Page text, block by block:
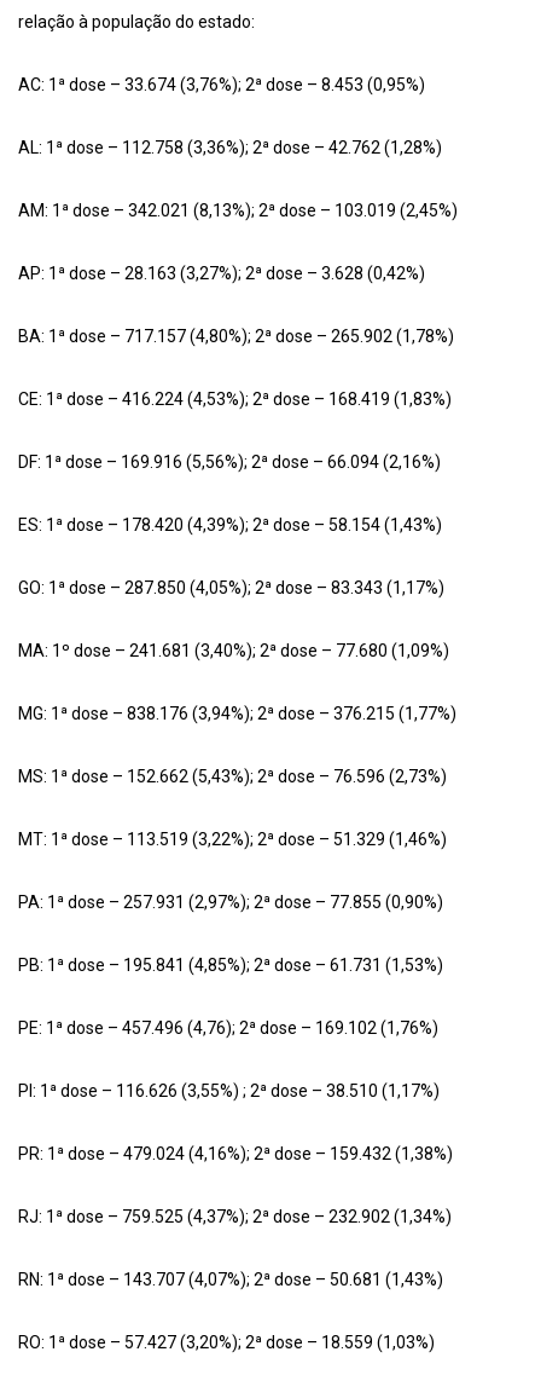
relação à população do estado:
AC: 1ª dose – 33.674 (3,76%); 2ª dose – 8.453 (0,95%)
AL: 1ª dose – 112.758 (3,36%); 2ª dose – 42.762 (1,28%)
AM: 1ª dose – 342.021 (8,13%); 2ª dose – 103.019 (2,45%)
AP: 1ª dose – 28.163 (3,27%); 2ª dose – 3.628 (0,42%)
BA: 1ª dose – 717.157 (4,80%); 2ª dose – 265.902 (1,78%)
CE: 1ª dose – 416.224 (4,53%); 2ª dose – 168.419 (1,83%)
DF: 1ª dose – 169.916 (5,56%); 2ª dose – 66.094 (2,16%)
ES: 1ª dose – 178.420 (4,39%); 2ª dose – 58.154 (1,43%)
GO: 1ª dose – 287.850 (4,05%); 2ª dose – 83.343 (1,17%)
MA: 1º dose – 241.681 (3,40%); 2ª dose – 77.680 (1,09%)
MG: 1ª dose – 838.176 (3,94%); 2ª dose – 376.215 (1,77%)
MS: 1ª dose – 152.662 (5,43%); 2ª dose – 76.596 (2,73%)
MT: 1ª dose – 113.519 (3,22%); 2ª dose – 51.329 (1,46%)
PA: 1ª dose – 257.931 (2,97%); 2ª dose – 77.855 (0,90%)
PB: 1ª dose – 195.841 (4,85%); 2ª dose – 61.731 (1,53%)
PE: 1ª dose – 457.496 (4,76); 2ª dose – 169.102 (1,76%)
PI: 1ª dose – 116.626 (3,55%) ; 2ª dose – 38.510 (1,17%)
PR: 1ª dose – 479.024 (4,16%); 2ª dose – 159.432 (1,38%)
RJ: 1ª dose – 759.525 (4,37%); 2ª dose – 232.902 (1,34%)
RN: 1ª dose – 143.707 (4,07%); 2ª dose – 50.681 (1,43%)
RO: 1ª dose – 57.427 (3,20%); 2ª dose – 18.559 (1,03%)